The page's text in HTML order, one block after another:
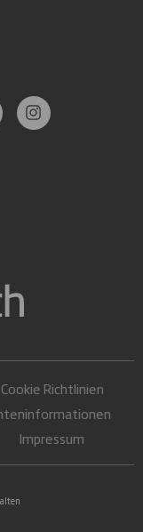
Cookie Richtlinien
Impressum